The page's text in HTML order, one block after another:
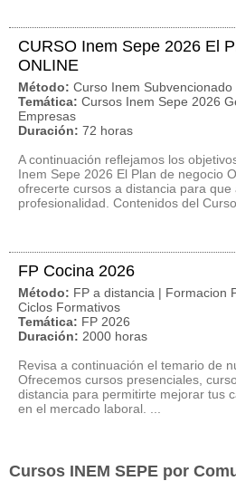
CURSO Inem Sepe 2026 El
ONLINE
Método: Curso Inem Subvencionado
Temática: Cursos Inem Sepe 2026
Empresas
Duración: 72 horas
A continuación reflejamos los
Inem Sepe 2026 El Plan de negocio
ofrecerte cursos a distancia para que
profesionalidad. Contenidos del Curso
FP Cocina 2026
Método: FP a distancia | Formacion
Ciclos Formativos
Temática: FP 2026
Duración: 2000 horas
Revisa a continuación el temario de
Ofrecemos cursos presenciales,
distancia para permitirte mejorar tus
en el mercado laboral. ...
Cursos INEM SEPE por